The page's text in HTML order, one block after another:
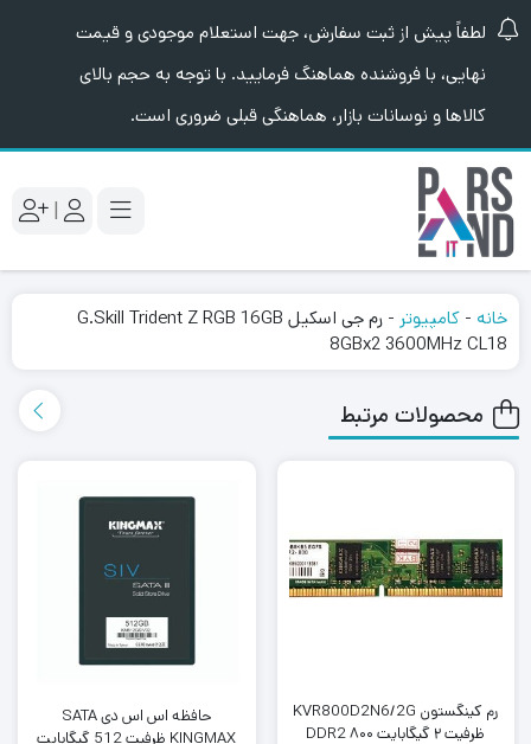
لطفاً پیش از ثبت سفارش، جهت استعلام موجودی و قیمت
نهایی، با فروشنده هماهنگ فرمایید. با توجه به حجم بالای
کالاها و نوسانات بازار، هماهنگی قبلی ضروری است.
|
خانه - کامپیوتر -
رم جی اسکیل G.Skill Trident Z RGB 16GB
8GBx2 3600MHz CL18
محصولات مرتبط
رم کینگستون KVR800D2N6/2G
ظرفیت ۲ گیگابایت DDR2 ۸۰۰
حافظه اس اس دی SATA
KINGMAX ظرفیت 512 گیگابایت